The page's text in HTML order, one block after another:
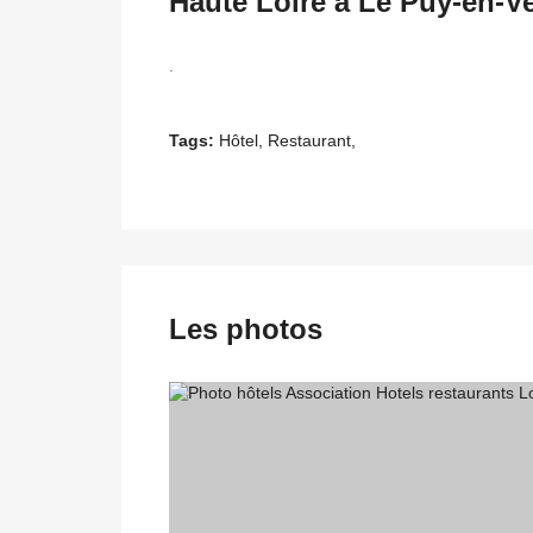
Tags: Hôtel, Restaurant,
Les photos